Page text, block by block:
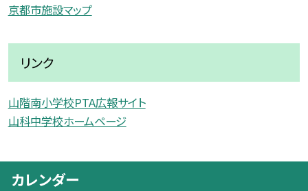
京都市施設マップ
リンク
山階南小学校PTA広報サイト
山科中学校ホームページ
カレンダー